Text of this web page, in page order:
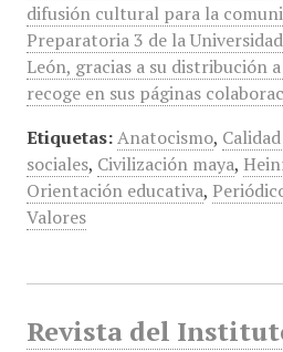
difusión cultural para la
Preparatoria 3 de la
León, gracias a su distribución
recoge en sus páginas
Etiquetas: Anatocismo,
sociales, Civilización maya,
Orientación educativa,
Valores
Revista del